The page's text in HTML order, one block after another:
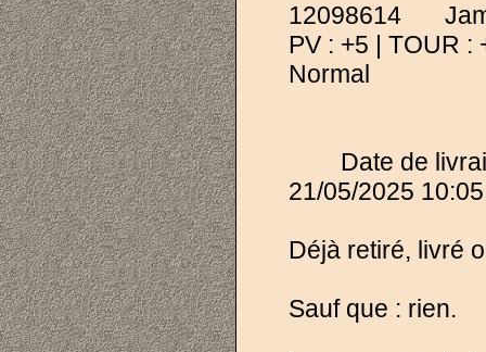
12098614
PV : +5 | TOUR :
Normal
Date de
21/05/2025
Déjà retiré, livré
Sauf que : rien.